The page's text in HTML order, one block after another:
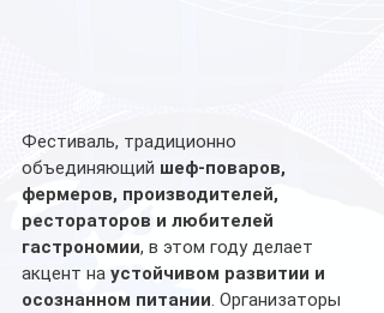
Фестиваль, традиционно
объединяющий шеф-поваров,
фермеров, производителей,
рестораторов и любителей
гастрономии, в этом году делает
акцент на устойчивом развитии и
осознанном питании. Организаторы